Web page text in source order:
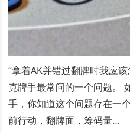
“拿着AK并错过翻牌时我应
克牌手最常问的一个问题。
手，你知道这个问题存在一
前行动，翻牌面，筹码量…